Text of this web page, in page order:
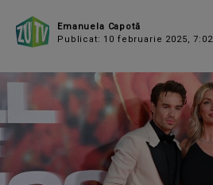
Emanuela Capotă
Publicat: 10 februarie 2025, 7:02